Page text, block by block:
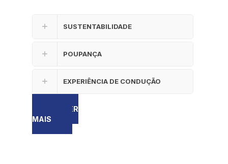
SUSTENTABILIDADE
POUPANÇA
EXPERIÊNCIA DE CONDUÇÃO
SABER
MAIS